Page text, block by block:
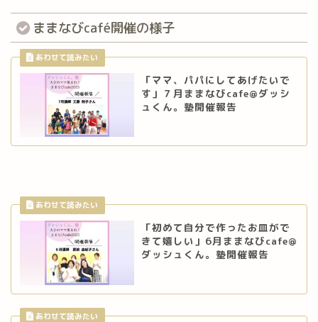
ままなびcafé開催の様子
「ママ、パパにしてあげたいで
す」７月ままなびcafe@ダッシ
ュくん。塾開催報告
「初めて自分で作ったお皿がで
きて嬉しい」6月ままなびcafe@
ダッシュくん。塾開催報告